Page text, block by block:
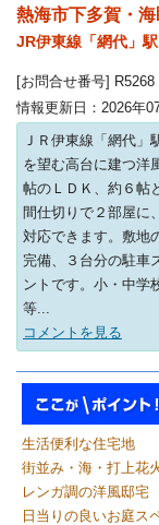
熱海市下多賀・
JR伊東線「網代」
[お問合せ番号] R5268
情報更新日：2026年
ＪＲ伊東線「網代
を望む高台に建つ洋
帖のＬＤＫ、約６帖
間仕切りで２部屋に
対応できます。敷地
完備、３台分の駐車
ントです。小・中学
等...
コメントを見る
生活便利な住宅地
街並み・海・打上花
レンガ調の洋風邸宅
日当りの良いお庭ス